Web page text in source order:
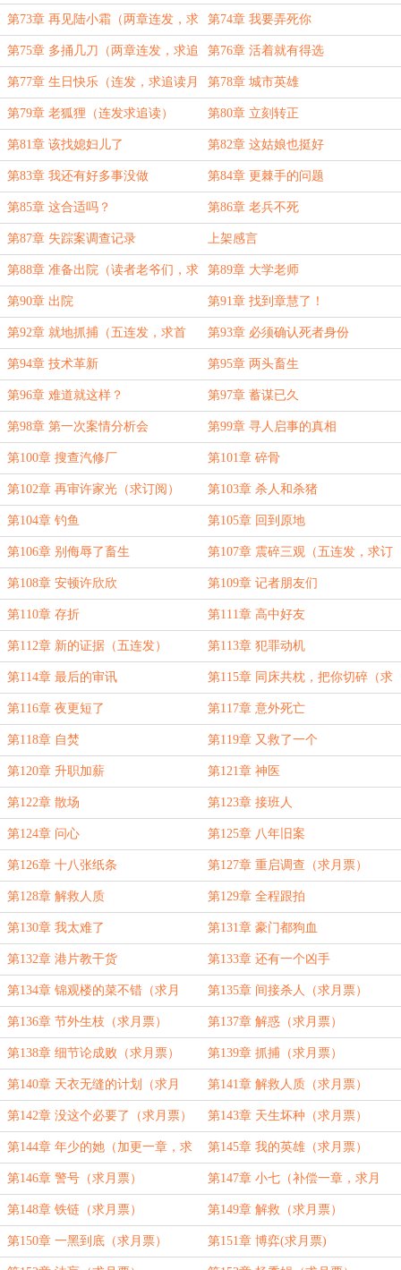
追读）
第73章 再见陆小霜（两章连发，求
月票）
第74章 我要弄死你
第75章 多捅几刀（两章连发，求追
读）
第76章 活着就有得选
第77章 生日快乐（连发，求追读月
票）
第78章 城市英雄
第79章 老狐狸（连发求追读） 第80章 立刻转正
第81章 该找媳妇儿了 第82章 这姑娘也挺好
第83章 我还有好多事没做 第84章 更棘手的问题
第85章 这合适吗？ 第86章 老兵不死
第87章 失踪案调查记录 上架感言
第88章 准备出院（读者老爷们，求
首订啊！！！）
第89章 大学老师
第90章 出院 第91章 找到章慧了！
第92章 就地抓捕（五连发，求首
订！！）
第93章 必须确认死者身份
第94章 技术革新 第95章 两头畜生
第96章 难道就这样？ 第97章 蓄谋已久
第98章 第一次案情分析会 第99章 寻人启事的真相
第100章 搜查汽修厂 第101章 碎骨
第102章 再审许家光（求订阅） 第103章 杀人和杀猪
第104章 钓鱼 第105章 回到原地
第106章 别侮辱了畜生 第107章 震碎三观（五连发，求订
阅）
第108章 安顿许欣欣 第109章 记者朋友们
第110章 存折 第111章 高中好友
第112章 新的证据（五连发） 第113章 犯罪动机
第114章 最后的审讯 第115章 同床共枕，把你切碎（求
月票）
第116章 夜更短了 第117章 意外死亡
第118章 自焚 第119章 又救了一个
第120章 升职加薪 第121章 神医
第122章 散场 第123章 接班人
第124章 问心 第125章 八年旧案
第126章 十八张纸条 第127章 重启调查（求月票）
第128章 解救人质 第129章 全程跟拍
第130章 我太难了 第131章 豪门都狗血
第132章 港片教干货 第133章 还有一个凶手
第134章 锦观楼的菜不错（求月
票）
第135章 间接杀人（求月票）
第136章 节外生枝（求月票） 第137章 解惑（求月票）
第138章 细节论成败（求月票） 第139章 抓捕（求月票）
第140章 天衣无缝的计划（求月
票）
第141章 解救人质（求月票）
第142章 没这个必要了（求月票） 第143章 天生坏种（求月票）
第144章 年少的她（加更一章，求
月票）
第145章 我的英雄（求月票）
第146章 警号（求月票） 第147章 小七（补偿一章，求月
票）
第148章 铁链（求月票） 第149章 解救（求月票）
第150章 一黑到底（求月票） 第151章 博弈(求月票)